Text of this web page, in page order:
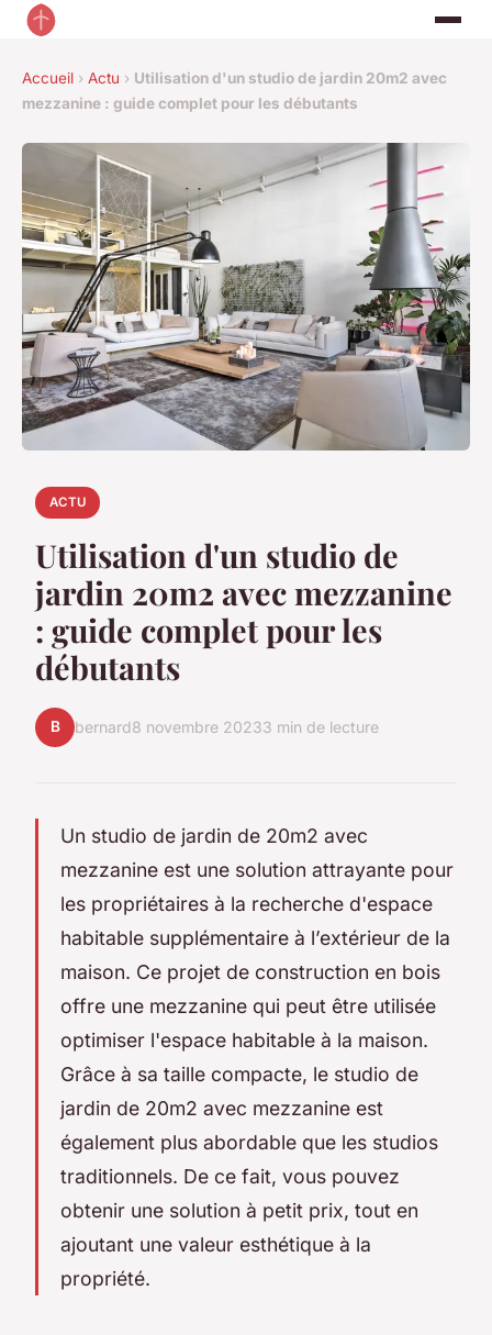
Accueil › Actu › Utilisation d'un studio de jardin 20m2 avec
mezzanine : guide complet pour les débutants
ACTU
Utilisation d'un studio de
jardin 20m2 avec mezzanine
: guide complet pour les
débutants
B bernard8 novembre 20233 min de lecture
Un studio de jardin de 20m2 avec
mezzanine est une solution attrayante pour
les propriétaires à la recherche d'espace
habitable supplémentaire à l’extérieur de la
maison. Ce projet de construction en bois
offre une mezzanine qui peut être utilisée
optimiser l'espace habitable à la maison.
Grâce à sa taille compacte, le studio de
jardin de 20m2 avec mezzanine est
également plus abordable que les studios
traditionnels. De ce fait, vous pouvez
obtenir une solution à petit prix, tout en
ajoutant une valeur esthétique à la
propriété.